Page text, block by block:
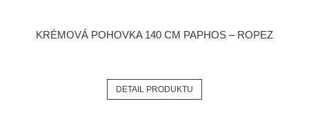
KRÉMOVÁ POHOVKA 140 CM PAPHOS – ROPEZ
DETAIL PRODUKTU